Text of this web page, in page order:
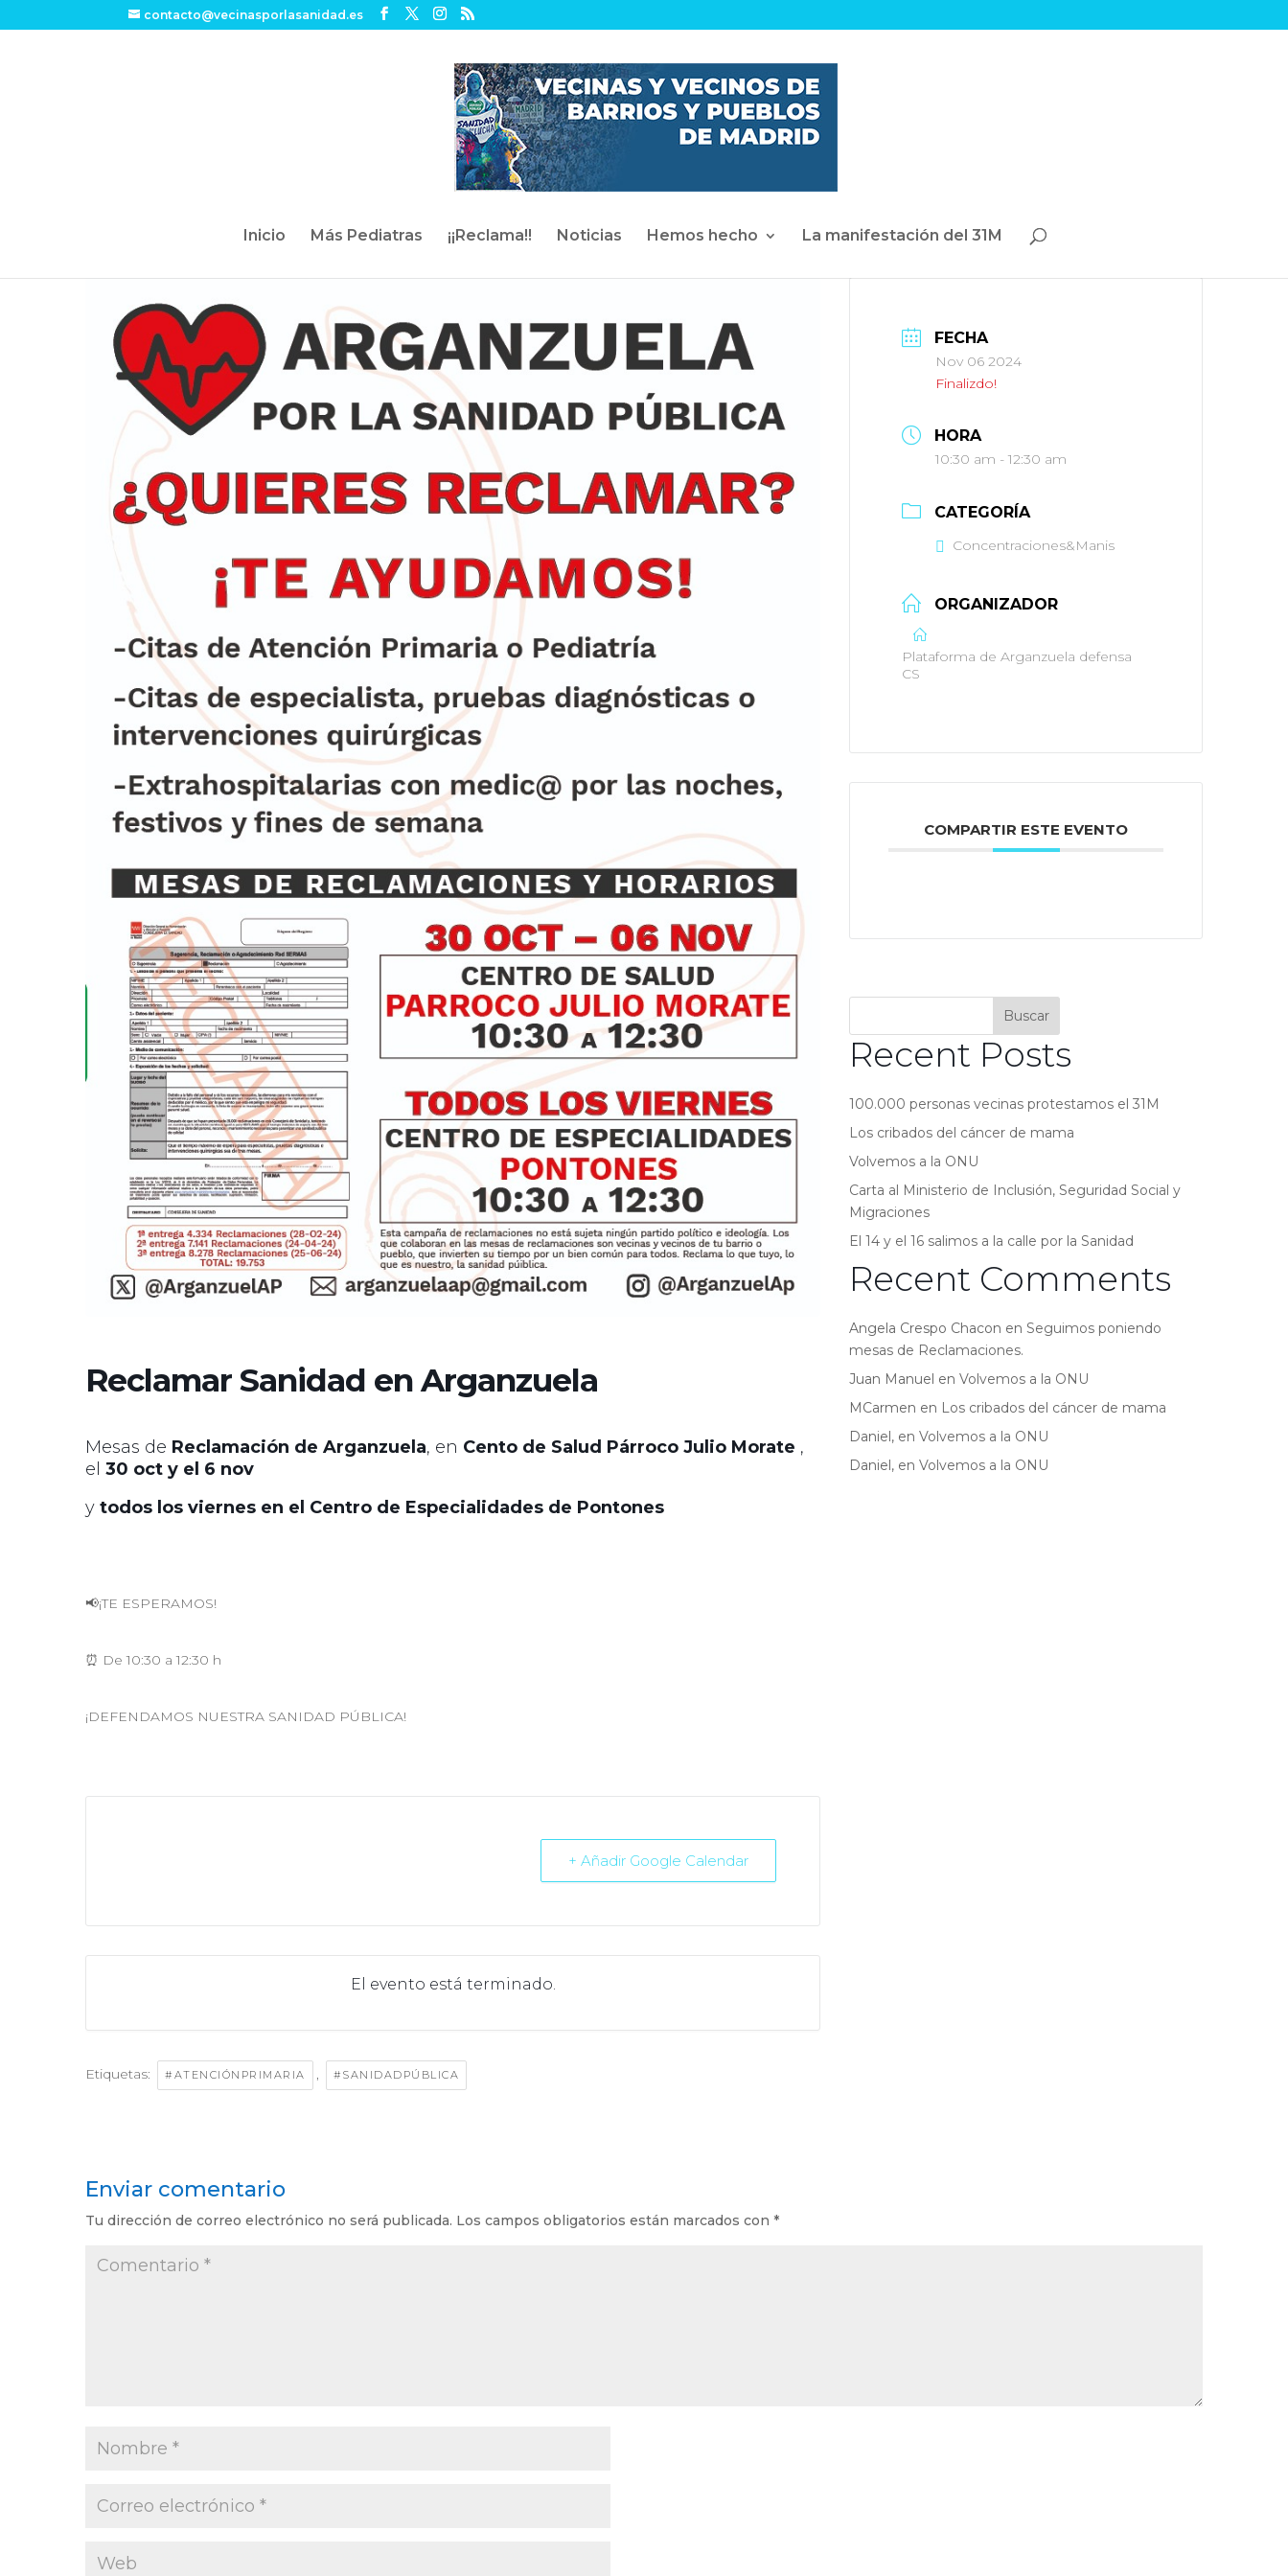
contacto@vecinasporlasanidad.es
Inicio Más Pediatras ¡¡Reclama!! Noticias Hemos hecho La manifestación del 31M
Reclamar Sanidad en Arganzuela
Mesas de Reclamación de Arganzuela, en Cento de Salud Párroco Julio Morate ,
el 30 oct y el 6 nov
y todos los viernes en el Centro de Especialidades de Pontones
📢¡TE ESPERAMOS!
⏰ De 10:30 a 12:30 h
¡DEFENDAMOS NUESTRA SANIDAD PÚBLICA!
+ Añadir Google Calendar
El evento está terminado.
Etiquetas: #ATENCIÓNPRIMARIA , #SANIDADPÚBLICA
FECHA
Nov 06 2024
Finalizdo!
HORA
10:30 am - 12:30 am
CATEGORÍA
Concentraciones&Manis
ORGANIZADOR
Plataforma de Arganzuela defensa
CS
COMPARTIR ESTE EVENTO
Buscar
Recent Posts
100.000 personas vecinas protestamos el 31M
Los cribados del cáncer de mama
Volvemos a la ONU
Carta al Ministerio de Inclusión, Seguridad Social y
Migraciones
El 14 y el 16 salimos a la calle por la Sanidad
Recent Comments
Angela Crespo Chacon enSeguimos poniendo
mesas de Reclamaciones.
Juan Manuel enVolvemos a la ONU
MCarmen en Los cribados del cáncer de mama
Daniel, enVolvemos a la ONU
Daniel, enVolvemos a la ONU
Enviar comentario
Tu dirección de correo electrónico no será publicada. Los campos obligatorios están marcados con *